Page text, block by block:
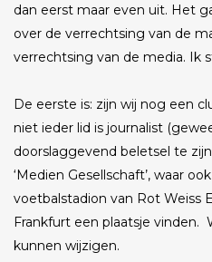
dan eerst maar even uit. Het
over de verrechtsing van de
verrechtsing van de media. Ik
De eerste is: zijn wij nog een
niet ieder lid is journalist
doorslaggevend beletsel te
‘Medien Gesellschaft’, waar
voetbalstadion van Rot Weiss
Frankfurt een plaatsje vinden.
kunnen wijzigen.